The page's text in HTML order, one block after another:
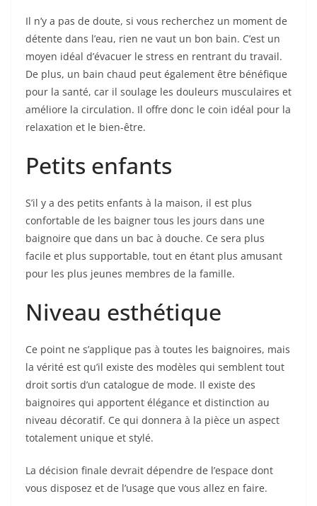
Il n’y a pas de doute, si vous recherchez un moment de
détente dans l’eau, rien ne vaut un bon bain. C’est un
moyen idéal d’évacuer le stress en rentrant du travail.
De plus, un bain chaud peut également être bénéfique
pour la santé, car il soulage les douleurs musculaires et
améliore la circulation. Il offre donc le coin idéal pour la
relaxation et le bien-être.
Petits enfants
S’il y a des petits enfants à la maison, il est plus
confortable de les baigner tous les jours dans une
baignoire que dans un bac à douche. Ce sera plus
facile et plus supportable, tout en étant plus amusant
pour les plus jeunes membres de la famille.
Niveau esthétique
Ce point ne s’applique pas à toutes les baignoires, mais
la vérité est qu’il existe des modèles qui semblent tout
droit sortis d’un catalogue de mode. Il existe des
baignoires qui apportent élégance et distinction au
niveau décoratif. Ce qui donnera à la pièce un aspect
totalement unique et stylé.
La décision finale devrait dépendre de l’espace dont
vous disposez et de l’usage que vous allez en faire.